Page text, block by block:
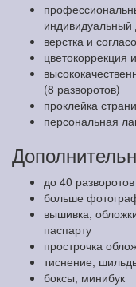
верстка и
цветокоррекция
(8 разворотов)
проклейка
персональная
до 40 разворотов
больше
вышивка,
паспарту
прострочка
тиснение,
боксы, минибук